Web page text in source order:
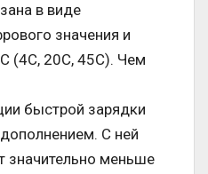
в виде
значения и
(4С, 20С, 45С). Чем
быстрой зарядки
С ней
значительно меньше